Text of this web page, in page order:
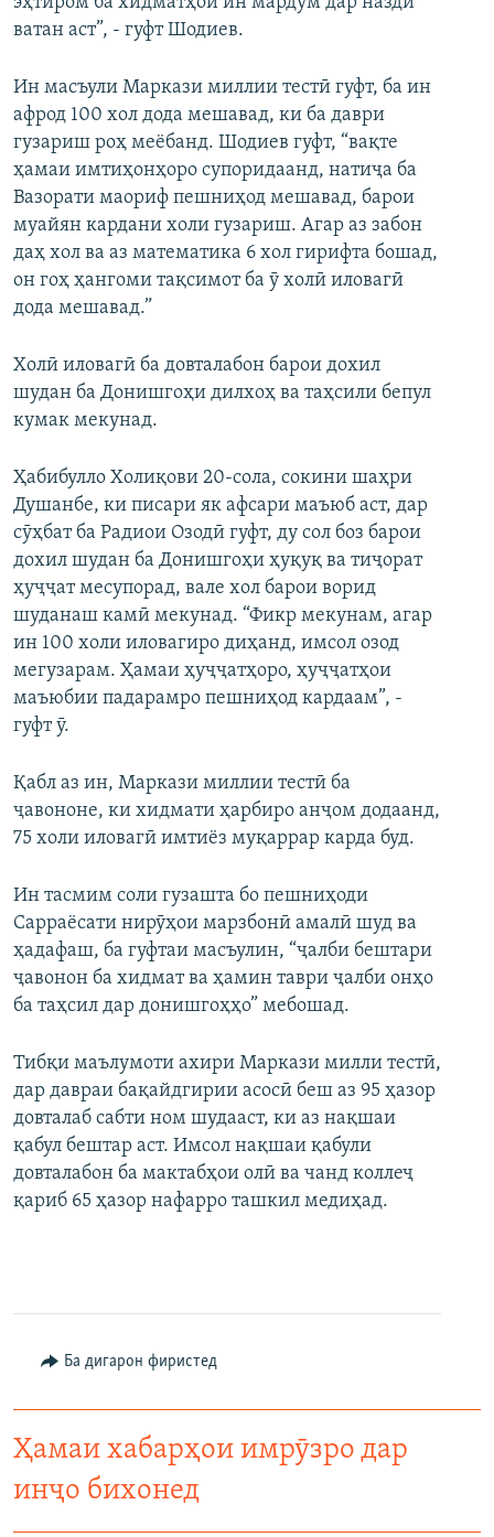
ватан аст”, - гуфт Шодиев.
Ин масъули Маркази миллии тестӣ гуфт, ба ин
афрод 100 хол дода мешавад, ки ба даври
гузариш роҳ меёбанд. Шодиев гуфт, “вақте
ҳамаи имтиҳонҳоро супоридаанд, натиҷа ба
Вазорати маориф пешниҳод мешавад, барои
муайян кардани холи гузариш. Агар аз забон
даҳ хол ва аз математика 6 хол гирифта бошад,
он гоҳ ҳангоми тақсимот ба ӯ холӣ иловагӣ
дода мешавад.”
Холӣ иловагӣ ба довталабон барои дохил
шудан ба Донишгоҳи дилхоҳ ва таҳсили бепул
кумак мекунад.
Ҳабибулло Холиқови 20-сола, сокини шаҳри
Душанбе, ки писари як афсари маъюб аст, дар
сӯҳбат ба Радиои Озодӣ гуфт, ду сол боз барои
дохил шудан ба Донишгоҳи ҳуқуқ ва тиҷорат
ҳуҷҷат месупорад, вале хол барои ворид
шуданаш камӣ мекунад. “Фикр мекунам, агар
ин 100 холи иловагиро диҳанд, имсол озод
мегузарам. Ҳамаи ҳуҷҷатҳоро, ҳуҷҷатҳои
маъюбии падарамро пешниҳод кардаам”, -
гуфт ӯ.
Қабл аз ин, Маркази миллии тестӣ ба
ҷавононе, ки хидмати ҳарбиро анҷом додаанд,
75 холи иловагӣ имтиёз муқаррар карда буд.
Ин тасмим соли гузашта бо пешниҳоди
Сарраёсати нирӯҳои марзбонӣ амалӣ шуд ва
ҳадафаш, ба гуфтаи масъулин, “ҷалби бештари
ҷавонон ба хидмат ва ҳамин таври ҷалби онҳо
ба таҳсил дар донишгоҳҳо” мебошад.
Тибқи маълумоти ахири Маркази милли тестӣ,
дар давраи бақайдгирии асосӣ беш аз 95 ҳазор
довталаб сабти ном шудааст, ки аз нақшаи
қабул бештар аст. Имсол нақшаи қабули
довталабон ба мактабҳои олӣ ва чанд коллеҷ
қариб 65 ҳазор нафарро ташкил медиҳад.
Ба дигарон фиристед
Ҳамаи хабарҳои имрӯзро дар
инҷо бихонед